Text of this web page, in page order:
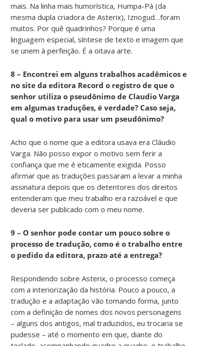
mais. Na linha mais humorística, Humpa-Pá (da
mesma dupla criadora de Asterix), Iznogud…foram
muitos. Por quê quadrinhos? Porque é uma
linguagem especial, síntese de texto e imagem que
se unem à perfeição. É a oitava arte.
8 – Encontrei em alguns trabalhos acadêmicos e
no site da editora Record o registro de que o
senhor utiliza o pseudônimo de Claudio Varga
em algumas traduções, é verdade? Caso seja,
qual o motivo para usar um pseudônimo?
Acho que o nome que a editora usava era Cláudio
Varga. Não posso expor o motivo sem ferir a
confiança que me é eticamente exigida. Posso
afirmar que as traduções passaram a levar a minha
assinatura depois que os detentores dos direitos
entenderam que meu trabalho era razoável e que
deveria ser publicado com o meu nome.
9 – O senhor pode contar um pouco sobre o
processo de tradução, como é o trabalho entre
o pedido da editora, prazo até a entrega?
Respondendo sobre Asterix, o processo começa
com a interiorização da história. Pouco a pouco, a
tradução e a adaptação vão tomando forma, junto
com a definição de nomes dos novos personagens
– alguns dos antigos, mal traduzidos, eu trocaria se
pudesse – até o momento em que, diante do